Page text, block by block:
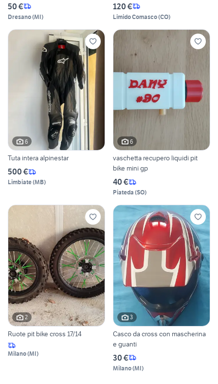
50 €
Dresano(MI)
120 €
Limido Comasco(CO)
6
Tuta intera alpinestar
500 €
Limbiate(MB)
6
vaschetta recupero liquidi pit
bike mini gp
40 €
Piateda (SO)
2
Ruote pit bike cross 17/14
Milano(MI)
3
Casco da cross con mascherina
e guanti
30 €
Milano(MI)